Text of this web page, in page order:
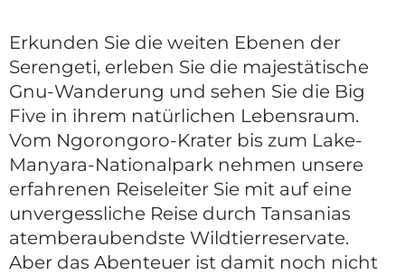
Erkunden Sie die weiten Ebenen der
Serengeti, erleben Sie die majestätische
Gnu-Wanderung und sehen Sie die Big
Five in ihrem natürlichen Lebensraum.
Vom Ngorongoro-Krater bis zum Lake-
Manyara-Nationalpark nehmen unsere
erfahrenen Reiseleiter Sie mit auf eine
unvergessliche Reise durch Tansanias
atemberaubendste Wildtierreservate.
Aber das Abenteuer ist damit noch nicht